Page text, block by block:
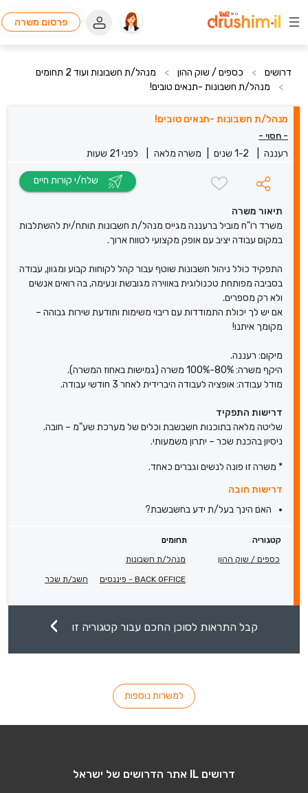
פרסום משרה
דרושים > כספים / שוק ההון >
מנהל/ת חשבונות ועוד 2 תחומים
>
מנהל/ת חשבונות -תנאים טובים!
מנהל/ת חשבונות -תנאים טובים!
- חסוי -
רעננה 1-2 שנים משרה מלאה לפני 21 שעות
תיאור משרה
משרד רו"ח מוביל ברעננה מגייס מנהל/ת חשבונות תותח/ית להשתלבות
במקום עבודה יציב עם אופק מקצועי לטווח ארוך.
התפקיד כולל ניהול חשבונות שוטף עבור קהל לקוחות קבוע ומגוון, עבודה
בסביבה מפותחת טכנולוגית באווירה מגובשת ונעימה, בה רואים אנשים
ולא רק מספרים.
אם יש לך יכולת התמודדות עם ריבוי משימות ותודעת שירות גבוהה –
מקומך איתנו!
מיקום: רעננה.
היקף משרה: 80%-100% משרה (גמישות באחוז המשרה).
מודל עבודה: אופציה לעבודה היברידית לאחר 3 חודשי עבודה.
דרישות התפקיד
שליטה מלאה בתוכנות חשבשבת וכלים של מערכת שע"מ – חובה.
ניסיון בהכנת שכר – יתרון משמעותי.
* משרה זו פונה לנשים וגברים כאחד.
דרישות חובה
האם הינך בעל/ת ידע בחשבשבת?
קטגוריה
תחומים
כספים / שוק ההון
מנהל/ת חשבונות
BACK OFFICE - פיננסים חשב/ת שכר
קבל התראות לסוכן החכם עבור קטגוריה זו
למשרות נוספות
דרושים IL אתר הדרושים של ישראל